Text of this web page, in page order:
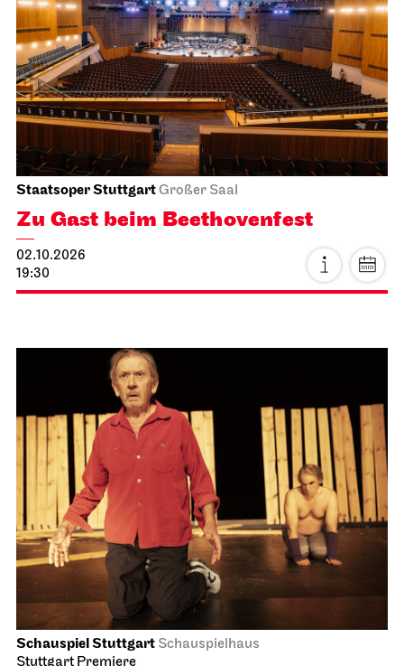
Staatsoper StuttgartGroßer Saal
Zu Gast beim Beethovenfest
02.10.2026
19:30
Schauspiel Stuttgart Schauspielhaus
Stuttgart Premiere